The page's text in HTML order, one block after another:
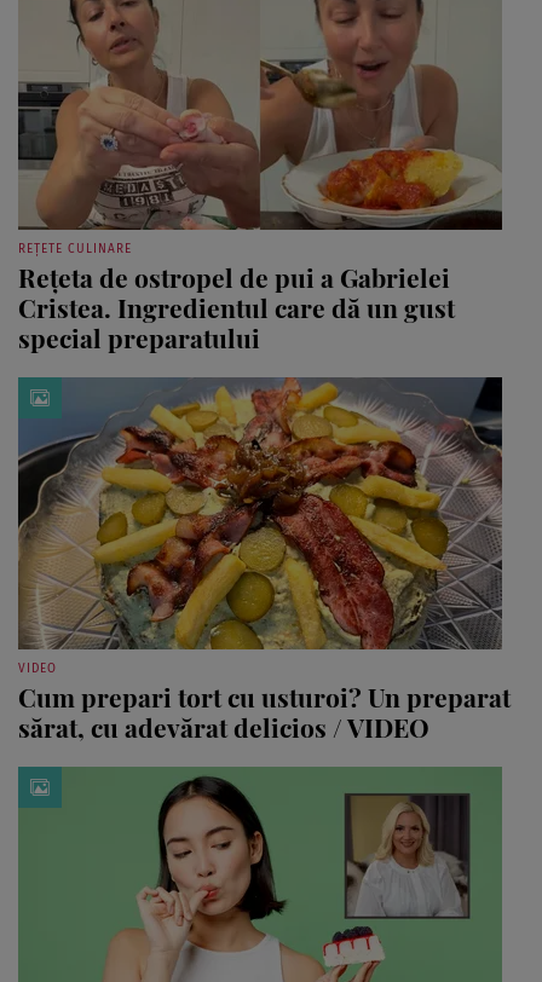
REȚETE CULINARE
Rețeta de ostropel de pui a Gabrielei
Cristea. Ingredientul care dă un gust
special preparatului
VIDEO
Cum prepari tort cu usturoi? Un preparat
sărat, cu adevărat delicios / VIDEO